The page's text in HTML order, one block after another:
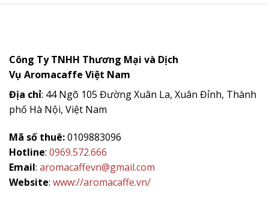
38.000.000
Công Ty TNHH Thương Mại và Dịch
Vụ Aromacaffe Việt Nam
Địa chỉ: 44 Ngõ 105 Đường Xuân La, Xuân Đỉnh, Thành
phố Hà Nội, Việt Nam
Mã số thuê:0109883096
Hotline: 0969.572.666
Email: aromacaffevn@gmail.com
Website: www://aromacaffe.vn/